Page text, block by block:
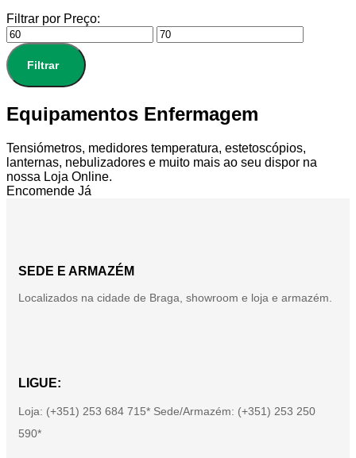
Filtrar por Preço:
Filtrar
Equipamentos Enfermagem
Tensiómetros, medidores temperatura, estetoscópios,
lanternas, nebulizadores e muito mais ao seu dispor na
nossa Loja Online.
Encomende Já
SEDE E ARMAZÉM
Localizados na cidade de Braga, showroom e loja e armazém.
LIGUE:
Loja: (+351) 253 684 715* Sede/Armazém: (+351) 253 250
590*